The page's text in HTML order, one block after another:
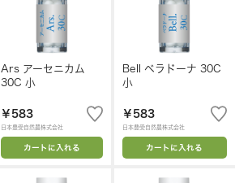
Ars アーセニカム
30C 小
￥583
日本豊受自然農株式会社
カートに入れる
Bell ベラドーナ 30C
小
￥583
日本豊受自然農株式会社
カートに入れる